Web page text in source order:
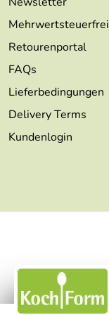
Mehrwertsteuerfrei
Retourenportal
FAQs
Lieferbedingungen
Delivery Terms
Kundenlogin